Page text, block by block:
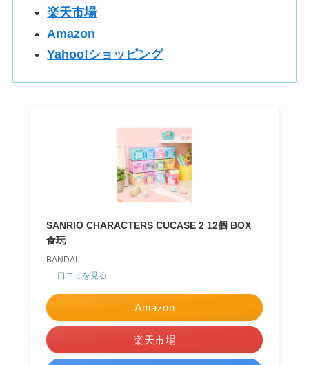
楽天市場
Amazon
Yahoo!ショッピング
SANRIO CHARACTERS CUCASE 2 12個 BOX
食玩
BANDAI
口コミを見る
Amazon
楽天市場